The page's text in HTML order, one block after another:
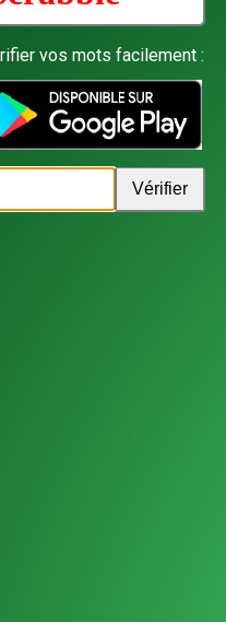
vos mots facilement :